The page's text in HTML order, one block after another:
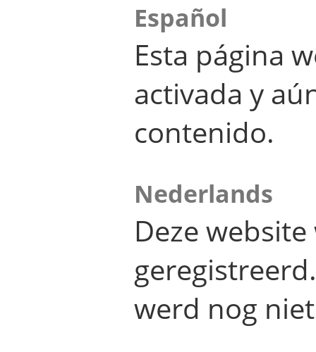
Español
Esta página
activada y
contenido.
Nederlands
Deze
werd nog